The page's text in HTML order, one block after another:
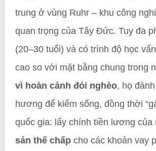
trung ở vùng Ruhr – khu công
quan trọng của Tây Đức. Tuy đa
(20–30 tuổi) và có trình độ học
cao so với mặt bằng chung trong
vì hoàn cảnh đói nghèo, họ
hương để kiếm sống, đồng thời
quốc gia: lấy chính tiền lương của
sản thế chấp cho các khoản vay